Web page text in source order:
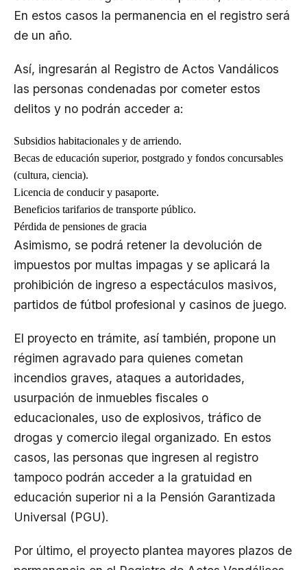
En estos casos la permanencia en el registro será
de un año.
Así, ingresarán al Registro de Actos Vandálicos
las personas condenadas por cometer estos
delitos y no podrán acceder a:
Subsidios habitacionales y de arriendo.
Becas de educación superior, postgrado y fondos concursables
(cultura, ciencia).
Licencia de conducir y pasaporte.
Beneficios tarifarios de transporte público.
Pérdida de pensiones de gracia
Asimismo, se podrá retener la devolución de
impuestos por multas impagas y se aplicará la
prohibición de ingreso a espectáculos masivos,
partidos de fútbol profesional y casinos de juego.
El proyecto en trámite, así también, propone un
régimen agravado para quienes cometan
incendios graves, ataques a autoridades,
usurpación de inmuebles fiscales o
educacionales, uso de explosivos, tráfico de
drogas y comercio ilegal organizado. En estos
casos, las personas que ingresen al registro
tampoco podrán acceder a la gratuidad en
educación superior ni a la Pensión Garantizada
Universal (PGU).
Por último, el proyecto plantea mayores plazos de